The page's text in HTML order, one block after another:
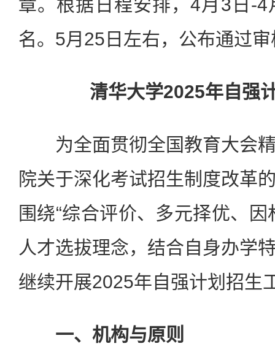
章。根据日程安排，4月3日-
名。5月25日左右，公布通过
清华大学2025年自强
为全面贯彻全国教育大会精
院关于深化考试招生制度改革
围绕“综合评价、多元择优、
人才选拔理念，结合自身办学
继续开展2025年自强计划招生
一、机构与原则